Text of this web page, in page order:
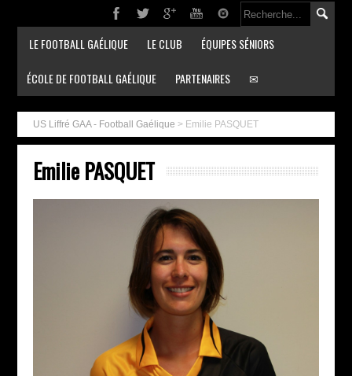
LE FOOTBALL GAÉLIQUE LE CLUB ÉQUIPES SÉNIORS
ÉCOLE DE FOOTBALL GAÉLIQUE PARTENAIRES ✉
US Liffré GAA - Football Gaélique > Emilie PASQUET
Emilie PASQUET